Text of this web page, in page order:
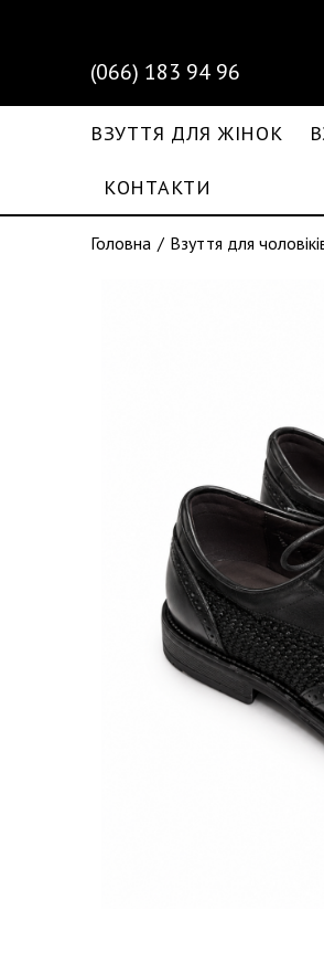
(066) 183 94 96
ВЗУТТЯ ДЛЯ ЖІНОК
КОНТАКТИ
Головна Взуття для